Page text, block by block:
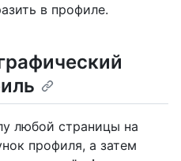
в профиле.
любой страницы на
профиля, а затем